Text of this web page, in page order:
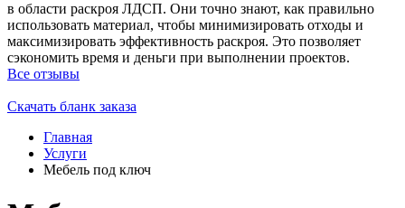
в области раскроя ЛДСП. Они точно знают, как правильно
использовать материал, чтобы минимизировать отходы и
максимизировать эффективность раскроя. Это позволяет
сэкономить время и деньги при выполнении проектов.
Все отзывы
Скачать бланк заказа
Главная
Услуги
Мебель под ключ